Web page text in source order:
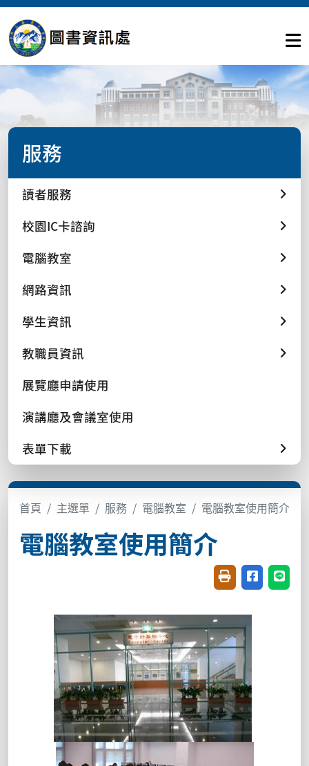
服務
讀者服務
校園IC卡諮詢
電腦教室
網路資訊
學生資訊
教職員資訊
展覽廳申請使用
演講廳及會議室使用
表單下載
首頁 主選單 服務 電腦教室 電腦教室使用簡介
電腦教室使用簡介
友善列印(開新視
分享至臉書
分享